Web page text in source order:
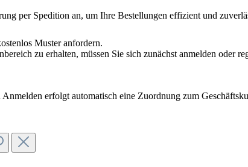
per Spedition an, um Ihre Bestellungen effizient und
Muster anfordern.
zu erhalten, müssen Sie sich zunächst anmelden oder
erfolgt automatisch eine Zuordnung zum